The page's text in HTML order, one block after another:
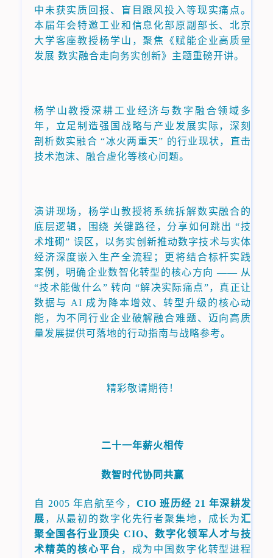
中未获实质回报、盲目跟风投入等现实痛点。
本届年会特邀工业和信息化部原副部长、北京
大学客座教授杨学山，聚焦《赋能企业高质量
发展 数实融合走向务实创新》主题重磅开讲。
杨学山教授深耕工业经济与数字融合领域多
年，立足制造强国战略与产业发展实际，深刻
剖析数实融合 “冰火两重天” 的行业现状，直击
技术泡沫、融合虚化等核心问题。
演讲现场，杨学山教授将系统拆解数实融合的
底层逻辑，围绕 关键路径，分享如何跳出 “技
术堆砌” 误区，以务实创新推动数字技术与实体
经济深度嵌入生产全流程；更将结合标杆实践
案例，明确企业数智化转型的核心方向 —— 从
“技术能做什么” 转向 “解决实际痛点”，真正让
数据与 AI 成为降本增效、转型升级的核心动
能，为不同行业企业破解融合难题、迈向高质
量发展提供可落地的行动指南与战略参考。
精彩敬请期待！
二十一年薪火相传
数智时代协同共赢
自 2005 年启航至今， CIO 班历经 21 年深耕发
展 ，从最初的数字化先行者聚集地，成长为汇
聚全国各行业顶尖 CIO、数字化领军人才与技
术精英的核心平台 ，成为中国数字化转型进程